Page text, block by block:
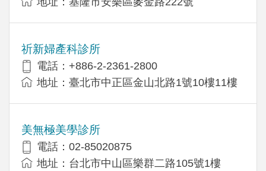
祈新婦產科診所
電話：+886-2-2361-2800
地址：臺北市中正區金山北路1號10樓11樓
美無極美學診所
電話：02-85020875
地址：台北市中山區樂群二路105號1樓